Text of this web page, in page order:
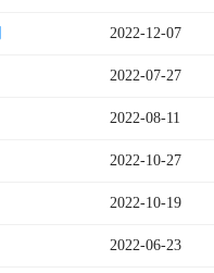
2022-12-07
2022-07-27
2022-08-11
2022-10-27
2022-10-19
2022-06-23